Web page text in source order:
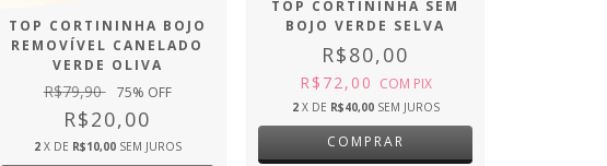
TOP CORTININHA BOJO
REMOVÍVEL CANELADO
VERDE OLIVA
R$79,90 75% OFF
R$20,00
2 X DE R$10,00 SEM JUROS
TOP CORTININHA SEM
BOJO VERDE SELVA
R$80,00
R$72,00 COM PIX
2 X DE R$40,00 SEM JUROS
COMPRAR